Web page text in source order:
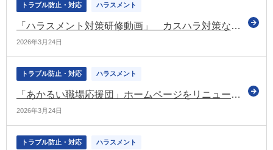
トラブル防止・対応 ハラスメント
「ハラスメント対策研修動画」 カスハラ対策などの動画を更新（令和8年3月）（あかるい職場応援団）
2026年3月24日
トラブル防止・対応 ハラスメント
「あかるい職場応援団」ホームページをリニューアル（令和8年3月23日～）
2026年3月24日
トラブル防止・対応 ハラスメント